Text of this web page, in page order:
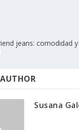
jeans: comodidad
Susana